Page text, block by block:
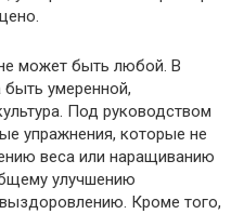
может быть любой. В
умеренной,
Под руководством
упражнения, которые не
веса или наращиванию
улучшению
Кроме того,